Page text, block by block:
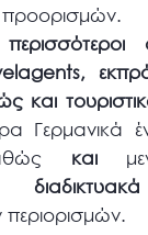
και
Γερμανικά
και
διαδικτυακά
περιορισμών.